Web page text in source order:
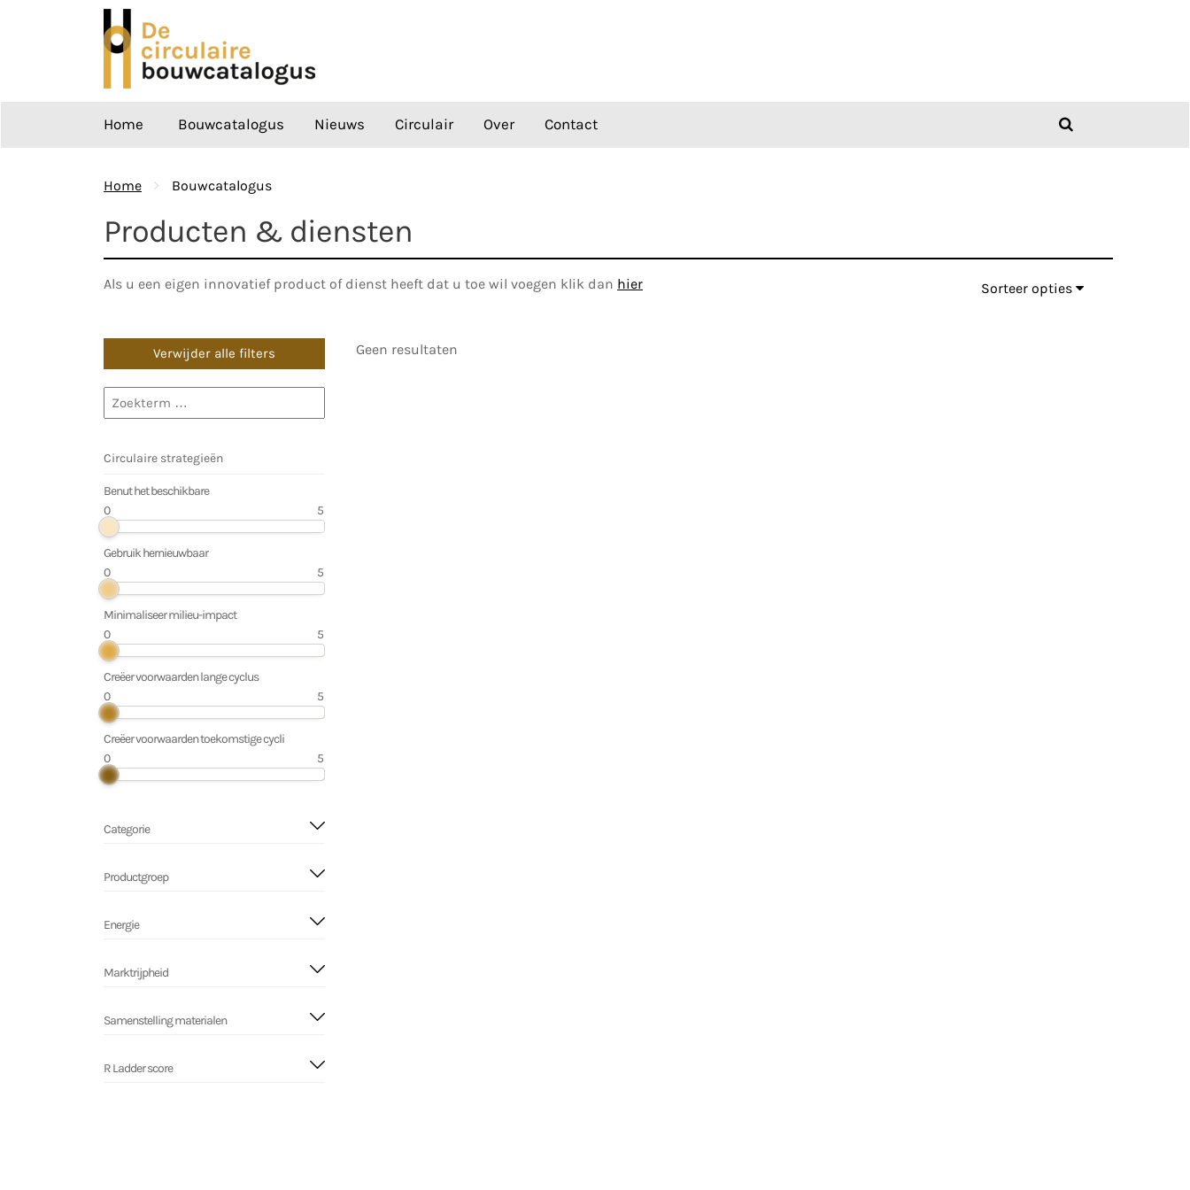
Home Bouwcatalogus Nieuws Circulair Over Contact
Home Bouwcatalogus
Producten & diensten
Als u een eigen innovatief product of dienst heeft dat u toe wil voegen klik dan hier Sorteer opties
Benut het beschikbare
0 5
Gebruik hernieuwbaar
0 5
Minimaliseer milieu-impact
0 5
Creëer voorwaarden lange cyclus
0 5
Creëer voorwaarden toekomstige cycli
0 5
Categorie
Productgroep
Energie
Marktrijpheid
Samenstelling materialen
R Ladder score
Geen resultaten